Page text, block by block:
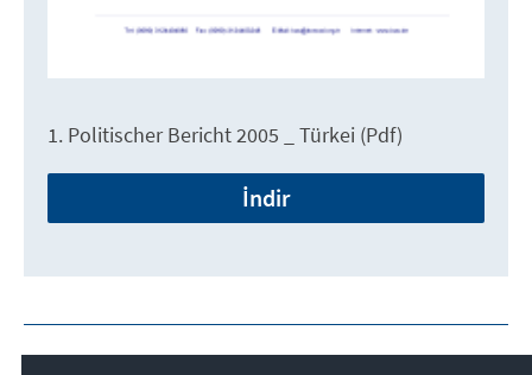
1. Politischer Bericht 2005 _ Türkei (Pdf)
İndir